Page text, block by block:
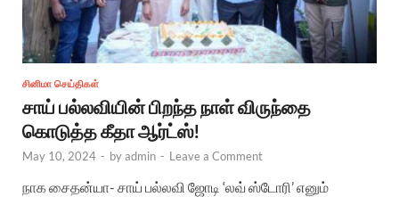
சினிமா செய்திகள்
சாய் பல்லவியின் பிறந்த நாள் விருந்தை
கொடுத்த கீதா ஆர்ட்ஸ்!
May 10, 2024 - byadmin - Leave a Comment
நாக சைதன்யா- சாய் பல்லவி ஜோடி ‘லவ் ஸ்டோரி’ எனும்